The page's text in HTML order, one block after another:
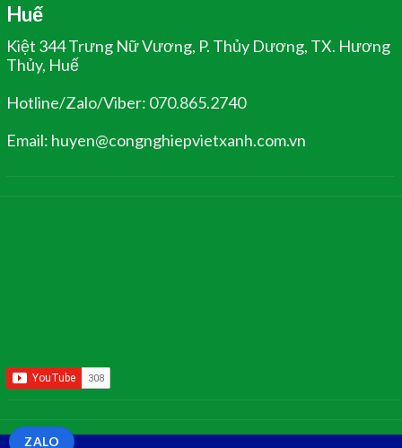
Huế
Kiệt 344 Trưng Nữ Vương, P. Thủy Dương, TX. Hương
Thủy, Huế
Hotline/Zalo/Viber: 070.865.2740
Email: huyen@congnghiepvietxanh.com.vn
ZALO